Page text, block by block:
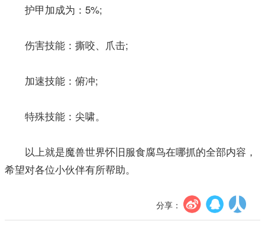
护甲加成为：5%;
伤害技能：撕咬、爪击;
加速技能：俯冲;
特殊技能：尖啸。
以上就是魔兽世界怀旧服食腐鸟在哪抓的全部内容，
希望对各位小伙伴有所帮助。
分享：